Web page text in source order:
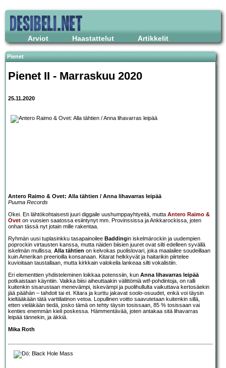
Arviot Haastattelut Artikkelit
Pienet
Pienet II - Marraskuu 2020
25.11.2020
Antero Raimo & Ovet: Alla tähtien / Anna lihavarras leipää
Puuma Records
Okei. En lähtökohtaisesti juuri diggaile uushumppayhtyeitä, mutta Antero Raimo &
Ovet on vuosien saatossa esiintynyt mm. Provinssissa ja Ankkarockissa, joten
onhan tässä nyt jotain mille rakentaa.
Ryhmän uusi tuplasinkku tasapainoilee Baddingin iskelmärockin ja uudempien
poprockin virtausten kanssa, mutta näiden biisien juuret ovat silti edelleen syvällä
iskelmän mullissa. Alla tähtien on kelvokas puolislovari, joka maalailee soudeillaan
kuin Amerikan preerioilla konsanaan. Kitarat helkkyvät ja haitarikin piirtelee
kuvioitaan taustallaan, mutta kirkkain valokeila lankeaa silti vokalistiin.
Eri elementtien yhdisteleminen loikkaa potenssiin, kun Anna lihavarras leipää
potkaistaan käyntiin. Vaikka biisi aiheuttaakin välittömiä wtf-pohdintoja, on ralli
kuitenkin sisarustaan menevämpi, iskevämpi ja puolihullulta vaikuttava kertosäekin
jää päähän – tahdoit tai et. Kitara ja kurttu jakavat soolo-osuudet, enkä voi täysin
kieltääkään tätä varttilatinon vetoa. Lopullinen voitto saavutetaan kuitenkin sillä,
etten vieläkään tiedä, josko tämä on tehty täysin tosissaan, 85 % tosissaan vai
kenties enemmän kieli poskessa. Hämmentävää, joten antakaa sitä lihavarras
leipää tännekin, ja äkkiä.
Mika Roth